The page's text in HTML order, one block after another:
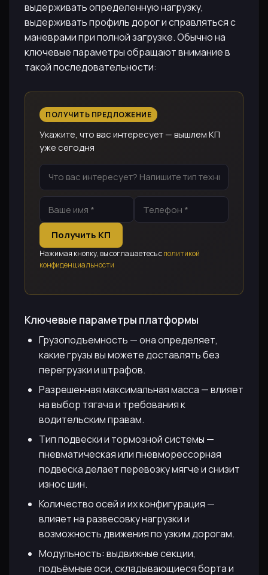
выдерживать определенную нагрузку,
выдерживать профиль дорог и справляться с
маневрами при полной загрузке. Обычно на
ключевые параметры обращают внимание в
такой последовательности:
ПОЛУЧИТЬ ПРЕДЛОЖЕНИЕ
Укажите, что вас интересует — вышлем КП
уже сегодня
Получить КП
Нажимая кнопку, вы соглашаетесь сполитикой
конфиденциальности
Ключевые параметры платформы
Грузоподъемность — она определяет,
какие грузы вы можете доставлять без
перегрузки и штрафов.
Разрешенная максимальная масса — влияет
на выбор тягача и требования к
водительским правам.
Тип подвески и тормозной системы —
пневматическая или пневморессорная
подвеска делает перевозку мягче и снизит
износ шин.
Количество осей и их конфигурация —
влияет на развесовку нагрузки и
возможность движения по узким дорогам.
Модульность: выдвижные секции,
подъёмные оси, складывающиеся борта и